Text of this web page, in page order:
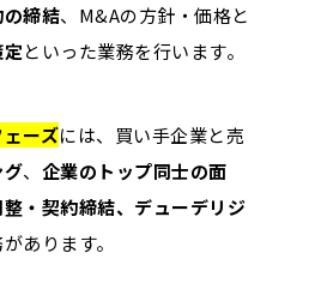
締結、M&Aの方針・価格と
といった業務を行います。
ーズには、買い手企業と売
グ、 企業のトップ同士の面
・契約締結、デューデリジ
あります。